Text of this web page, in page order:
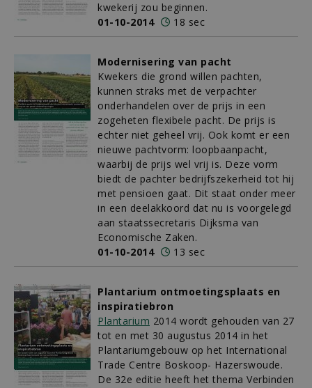
kwekerij zou beginnen.
01-10-2014
18 sec
Modernisering van pacht
Kwekers die grond willen pachten,
kunnen straks met de verpachter
onderhandelen over de prijs in een
zogeheten flexibele pacht. De prijs is
echter niet geheel vrij. Ook komt er een
nieuwe pachtvorm: loopbaanpacht,
waarbij de prijs wel vrij is. Deze vorm
biedt de pachter bedrijfszekerheid tot hij
met pensioen gaat. Dit staat onder meer
in een deelakkoord dat nu is voorgelegd
aan staatssecretaris Dijksma van
Economische Zaken.
01-10-2014
13 sec
Plantarium ontmoetingsplaats en
inspiratiebron
Plantarium 2014 wordt gehouden van 27
tot en met 30 augustus 2014 in het
Plantariumgebouw op het International
Trade Centre Boskoop- Hazerswoude.
De 32e editie heeft het thema Verbinden